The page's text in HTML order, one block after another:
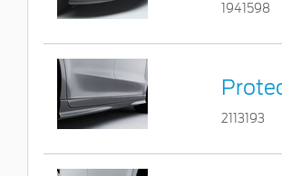
1941598
2113193